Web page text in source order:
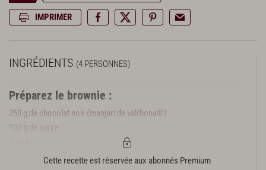
IMPRIMER
INGRÉDIENTS (4 PERSONNES)
Préparez le brownie :
250 g de chocolat noir (manjari de valrhona®)
100 g de sucre
60 g de farineCette recette est réservée aux abonnés Premium